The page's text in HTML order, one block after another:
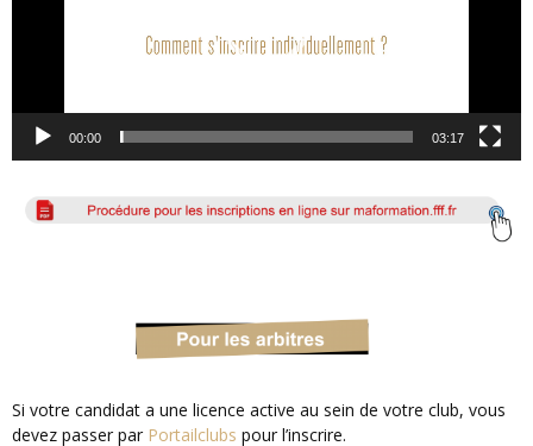
00:00 03:17
Si votre candidat a une licence active au sein de votre club, vous
devez passer par Portailclubs pour l’inscrire.